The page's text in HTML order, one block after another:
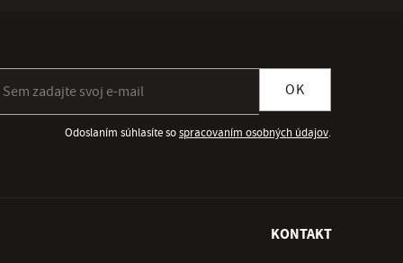
OK
Odoslaním súhlasíte sospracovaním osobných údajov.
KONTAKT